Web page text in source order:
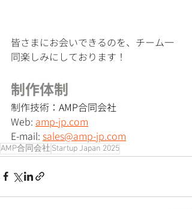
皆さまにお会いできるのを、チーム一
同楽しみにしております！
制作体制
制作技術： AMP合同会社
Web: amp-jp.com
E-mail: sales@amp-jp.com
AMP合同会社Startup Japan 2025